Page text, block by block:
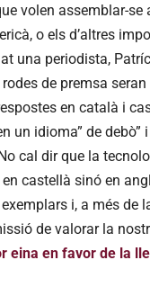
volen assemblar-
o els d’altres
una periodista,
rodes de premsa
en català i
un idioma” de
cal dir que la
castellà sinó en
i, a més
de valorar la
eina en favor de la